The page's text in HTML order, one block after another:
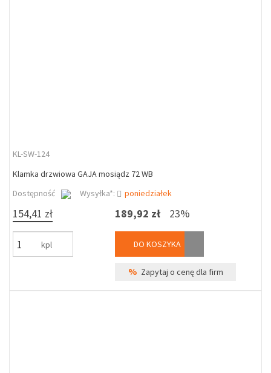
KL-SW-124
Klamka drzwiowa GAJA mosiądz 72 WB
Dostępność
Wysyłka*: poniedziałek
154,41 zł
kpl
189,92 zł 23%
DO KOSZYKA
% Zapytaj o cenę dla firm